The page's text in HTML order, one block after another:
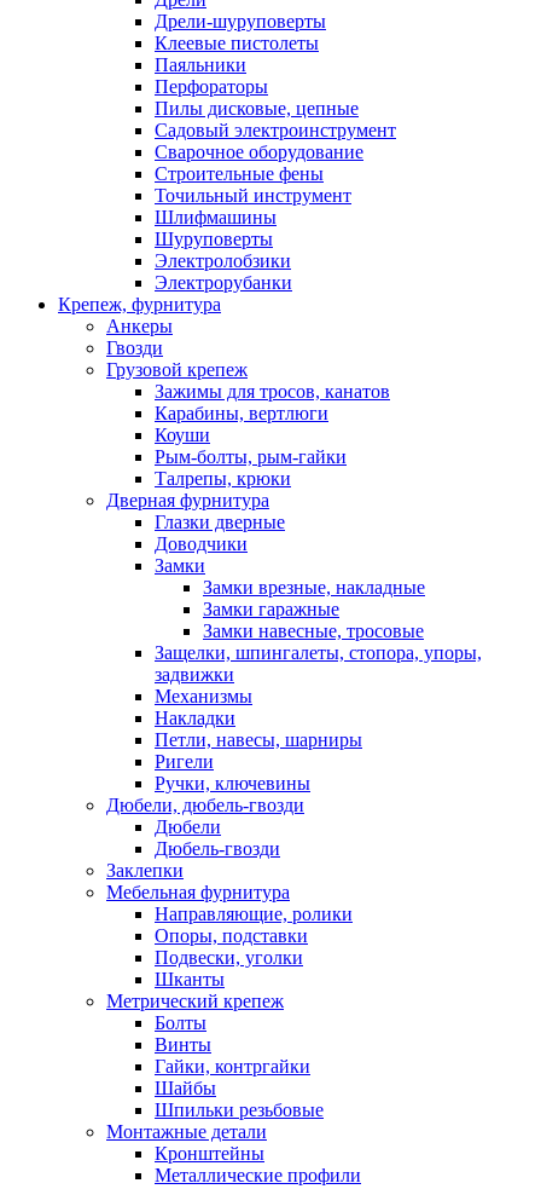
Дрели-шуруповерты
Клеевые пистолеты
Паяльники
Перфораторы
Пилы дисковые, цепные
Садовый электроинструмент
Сварочное оборудование
Строительные фены
Точильный инструмент
Шлифмашины
Шуруповерты
Электролобзики
Электрорубанки
Крепеж, фурнитура
Анкеры
Гвозди
Грузовой крепеж
Зажимы для тросов, канатов
Карабины, вертлюги
Коуши
Рым-болты, рым-гайки
Талрепы, крюки
Дверная фурнитура
Глазки дверные
Доводчики
Замки
Замки врезные, накладные
Замки гаражные
Замки навесные, тросовые
Защелки, шпингалеты, стопора, упоры,
задвижки
Механизмы
Накладки
Петли, навесы, шарниры
Ригели
Ручки, ключевины
Дюбели, дюбель-гвозди
Дюбели
Дюбель-гвозди
Заклепки
Мебельная фурнитура
Направляющие, ролики
Опоры, подставки
Подвески, уголки
Шканты
Метрический крепеж
Болты
Винты
Гайки, контргайки
Шайбы
Шпильки резьбовые
Монтажные детали
Кронштейны
Металлические профили